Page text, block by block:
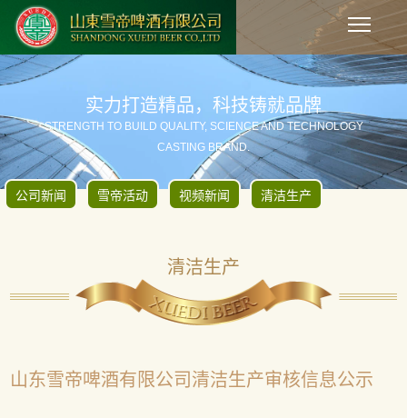
实力打造精品，科技铸就品牌
STRENGTH TO BUILD QUALITY, SCIENCE AND TECHNOLOGY
CASTING BRAND.
公司新闻 雪帝活动 视频新闻 清洁生产
清洁生产
山东雪帝啤酒有限公司清洁生产审核信息公示